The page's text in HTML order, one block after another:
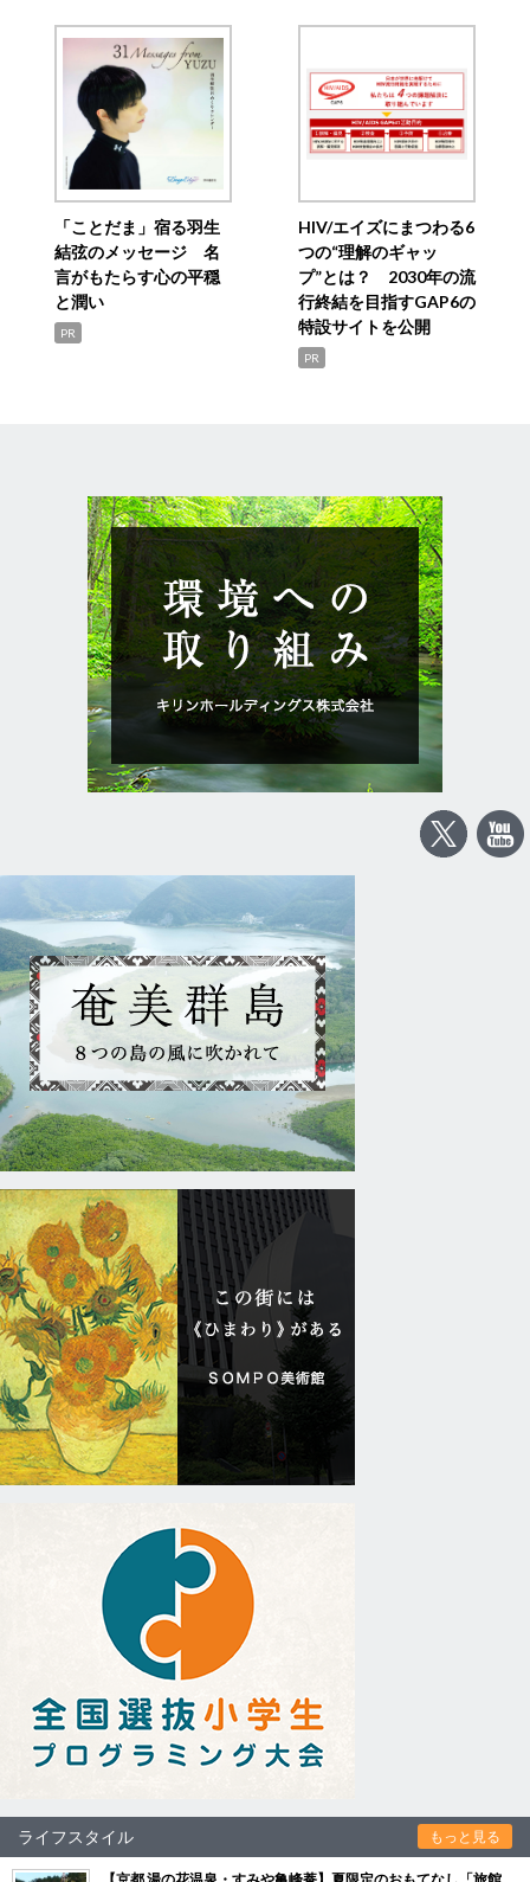
「ことだま」宿る羽生
結弦のメッセージ 名
言がもたらす心の平穏
と潤い
PR
HIV/エイズにまつわる6
つの“理解のギャッ
プ”とは？ 2030年の流
行終結を目指すGAP6の
特設サイトを公開
PR
ライフスタイル もっと見る